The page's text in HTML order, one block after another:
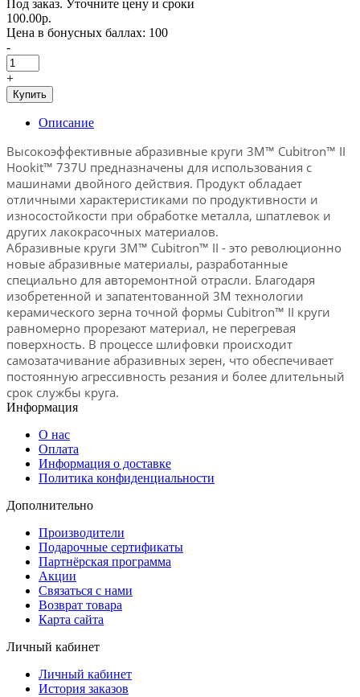
Под заказ. Уточните цену и сроки
100.00р.
Цена в бонусных баллах: 100
-
+
Купить
Описание
Высокоэффективные абразивные круги 3M™ Cubitron™ II
Hookit™ 737U предназначены для использования с
машинами двойного действия. Продукт обладает
отличными характеристиками по продуктивности и
износостойкости при обработке металла, шпатлевок и
других лакокрасочных материалов.
Абразивные круги 3M™ Cubitron™ II - это революционно
новые абразивные материалы, разработанные
специально для авторемонтной отрасли. Благодаря
изобретенной и запатентованной 3М технологии
керамического зерна точной формы Cubitron™ II круги
равномерно прорезают материал, не перегревая
поверхность. В процессе шлифовки происходит
самозатачивание абразивных зерен, что обеспечивает
постоянную агрессивность резания и более длительный
срок службы круга.
Информация
О нас
Оплата
Информация о доставке
Политика конфиденциальности
Дополнительно
Производители
Подарочные сертификаты
Партнёрская программа
Акции
Связаться с нами
Возврат товара
Карта сайта
Личный кабинет
Личный кабинет
История заказов